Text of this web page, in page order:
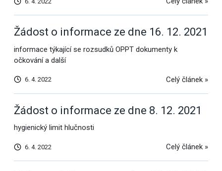
Žádost o informace ze dne 16. 12. 2021
informace týkající se rozsudků OPPT dokumenty k
očkování a další
6. 4. 2022 Celý článek »
Žádost o informace ze dne 8. 12. 2021
hygienický limit hlučnosti
6. 4. 2022 Celý článek »